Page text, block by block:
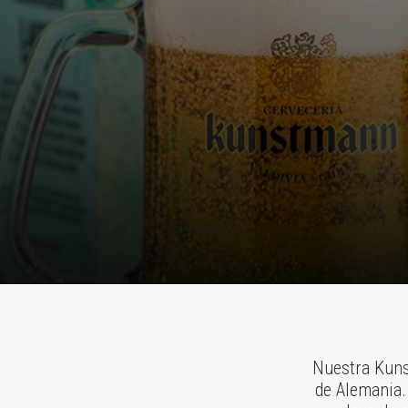
Nuestra
de